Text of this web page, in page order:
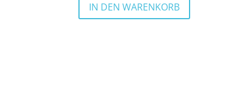
IN DEN WARENKORB